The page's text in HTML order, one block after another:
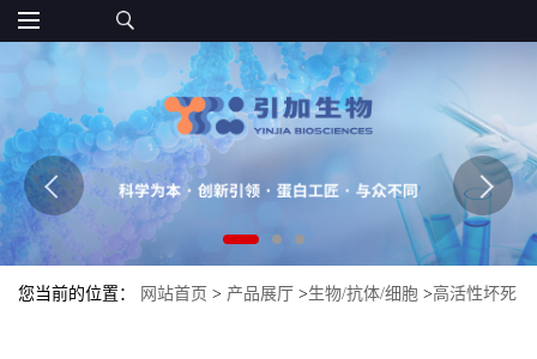
您当前的位置： 网站首页 > 产品展厅 >生物/抗体/细胞 >高活性坏死